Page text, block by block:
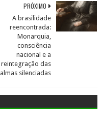
PRÓXIMO
A brasilidade
reencontrada:
Monarquia,
consciência
nacional e a
reintegração das
almas silenciadas